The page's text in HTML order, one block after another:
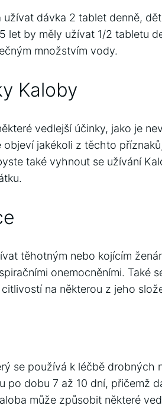
dávka 2 tablet denně,
let by měly užívat 1/2 tabletu
množstvím vody.
Kaloby
vedlejší účinky, jako je
objeví jakékoli z těchto
také vyhnout se užívání
těhotným nebo kojícím
onemocněními. Také
na některou z jeho
se používá k léčbě drobných
po dobu 7 až 10 dní, přičemž
může způsobit některé